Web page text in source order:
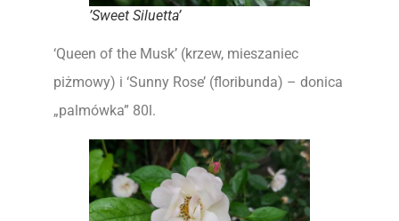
’Sweet Siluetta’
‘Queen of the Musk’ (krzew, mieszaniec
piżmowy) i ‘Sunny Rose’ (floribunda) – donica
„palmówka” 80l.